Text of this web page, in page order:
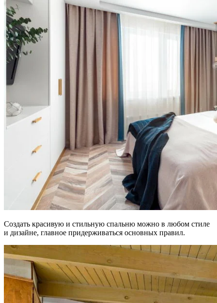
Создать красивую и стильную спальню можно в любом стиле
и дизайне, главное придерживаться основных правил.